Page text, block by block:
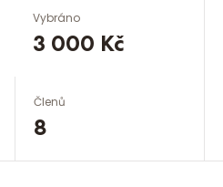
Vybráno
3 000 Kč
Členů
8